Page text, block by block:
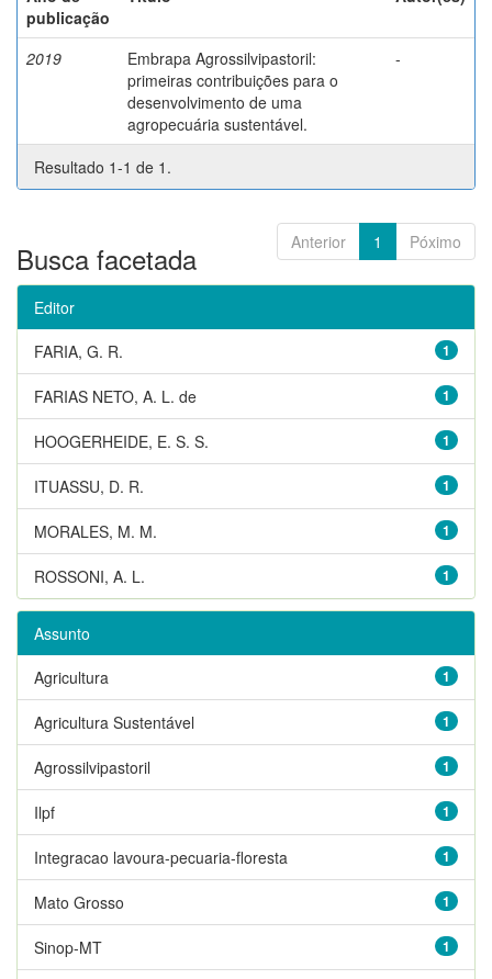
publicação
2019
Embrapa Agrossilvipastoril:
primeiras contribuições para o
desenvolvimento de uma
agropecuária sustentável.
-
Resultado 1-1 de 1.
Anterior 1 Póximo
Busca facetada
Editor
1
FARIA, G. R.
1
FARIAS NETO, A. L. de
1
HOOGERHEIDE, E. S. S.
1
ITUASSU, D. R.
1
MORALES, M. M.
1
ROSSONI, A. L.
Assunto
1
Agricultura
1
Agricultura Sustentável
1
Agrossilvipastoril
1
Ilpf
1
Integracao lavoura-pecuaria-floresta
1
Mato Grosso
1
Sinop-MT